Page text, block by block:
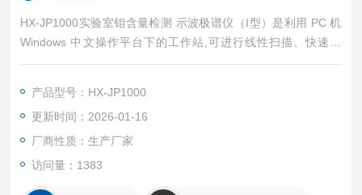
HX-JP1000实验室钼含量检测 示波极谱仪（I型）是利用 PC 机
Windows 中文操作平台下的工作站,可进行线性扫描、快速方
波、常规脉冲等七种电化学研究和分析方法。
产品型号：HX-JP1000
更新时间：2026-01-16
厂商性质：生产厂家
访问量：1383